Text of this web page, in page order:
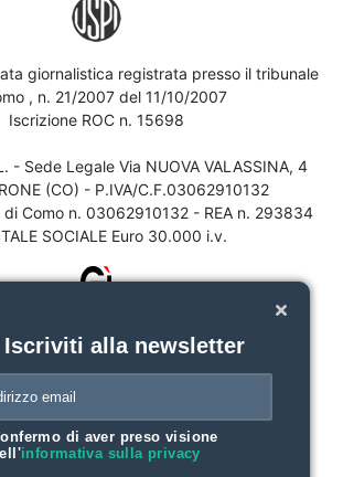
giornalistica registrata presso il tribunale
, n. 21/2007 del 11/10/2007
Iscrizione ROC n. 15698
- Sede Legale Via NUOVA VALASSINA, 4
(CO) - P.IVA/C.F.03062910132
di Como n. 03062910132 - REA n. 293834
SOCIALE Euro 30.000 i.v.
Iscriviti alla newsletter
di aver preso visione
informativa sulla privacy